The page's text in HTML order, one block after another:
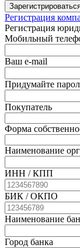
Регистрация
Регистрация
Мобильный
Ваш e-mail
Придумайте
Покупатель
Форма
Наименование
ИНН / КПП
БИК / ОКПО
Наименование
Город банка